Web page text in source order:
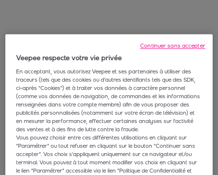
Veepee respecte votre vie privée
En acceptant, vous autorisez Veepee et ses partenaires à utiliser des
traceurs (tels que des cookies ou d'autres identifiants tels que des SDK,
ci-après "Cookies") et à traiter vos données à caractère personnel
(comme vos données de navigation, de commandes et les informations
renseignées dans votre compte membre) afin de vous proposer des
publicités personnalisées (notamment sur votre écran de télévision) et
en mesurer la performance, effectuer certaines analyses sur l'activité
des ventes et à des fins de lutte contre la fraude.
Vous pouvez choisir entre ces différentes utilisations en cliquant sur
"Paramétrer" ou tout refuser en cliquant sur le bouton "Continuer sans
accepter". Vos choix s'appliquent uniquement sur ce navigateur et/ou
terminal. Vous pouvez à tout moment modifier vos choix en cliquant sur
le lien “Paramétrer” accessible via le lien "Politique de Confidentialité et
Continuer sans accepter